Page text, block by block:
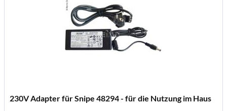
230V Adapter für Snipe 48294 - für die Nutzung im Haus